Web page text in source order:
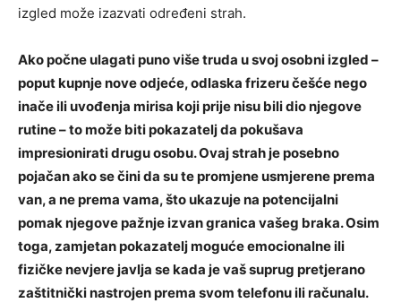
izgled može izazvati određeni strah.
Ako počne ulagati puno više truda u svoj osobni izgled –
poput kupnje nove odjeće, odlaska frizeru češće nego
inače ili uvođenja mirisa koji prije nisu bili dio njegove
rutine – to može biti pokazatelj da pokušava
impresionirati drugu osobu. Ovaj strah je posebno
pojačan ako se čini da su te promjene usmjerene prema
van, a ne prema vama, što ukazuje na potencijalni
pomak njegove pažnje izvan granica vašeg braka. Osim
toga, zamjetan pokazatelj moguće emocionalne ili
fizičke nevjere javlja se kada je vaš suprug pretjerano
zaštitnički nastrojen prema svom telefonu ili računalu.